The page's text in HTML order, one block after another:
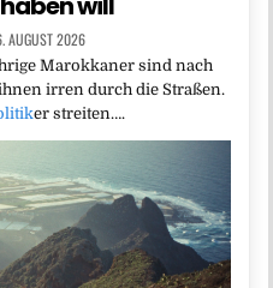
AUGUST 2026
Marokkaner sind nach
irren durch die Straßen.
er streiten….